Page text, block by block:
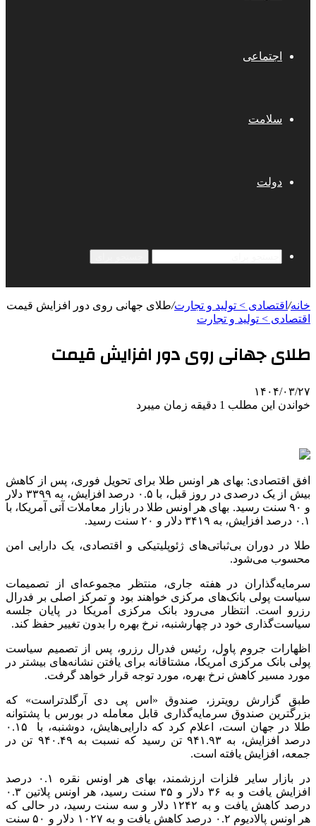
اجتماعی
سلامت
دولت
خانه/ اقتصادی > تولید و تجارت/طلای جهانی روی دور افزایش قیمت
اقتصادی > تولید و تجارت
طلای جهانی روی دور افزایش قیمت
۱۴۰۴/۰۳/۲۷
خواندن این مطلب 1 دقیقه زمان میبرد
افق اقتصادی: بهای هر اونس طلا برای تحویل فوری، پس از کاهش
بیش از یک درصدی در روز قبل، با ۰.۵ درصد افزایش، به ۳۳۹۹ دلار
و ۹۰ سنت رسید. بهای هر اونس طلا در بازار معاملات آتی آمریکا، با
۰.۱ درصد افزایش، به ۳۴۱۹ دلار و ۲۰ سنت رسید.
طلا در دوران بی‌ثباتی‌های ژئوپلیتیکی و اقتصادی، یک دارایی امن
محسوب می‌شود.
سرمایه‌گذاران در هفته جاری، منتظر مجموعه‌ای از تصمیمات
سیاست پولی بانک‌های مرکزی خواهند بود و تمرکز اصلی بر فدرال
رزرو است. انتظار می‌رود بانک مرکزی آمریکا در پایان جلسه
سیاست‌گذاری خود در چهارشنبه، نرخ بهره را بدون تغییر حفظ کند.
اظهارات جروم پاول، رئیس فدرال رزرو، پس از تصمیم سیاست
پولی بانک مرکزی آمریکا، مشتاقانه برای یافتن نشانه‌های بیشتر در
مورد مسیر کاهش نرخ بهره، مورد توجه قرار خواهد گرفت.
طبق گزارش رویترز، صندوق «اس پی دی آرگلدتراست» که
بزرگترین صندوق سرمایه‌گذاری قابل معامله در بورس با پشتوانه
طلا در جهان است، اعلام کرد که دارایی‌هایش، دوشنبه، با ۰.۱۵
درصد افزایش، به ۹۴۱.۹۳ تن رسید که نسبت به ۹۴۰.۴۹ تن در
جمعه، افزایش یافته است.
در بازار سایر فلزات ارزشمند، بهای هر اونس نقره ۰.۱ درصد
افزایش یافت و به ۳۶ دلار و ۳۵ سنت رسید، هر اونس پلاتین ۰.۳
درصد کاهش یافت و به ۱۲۴۲ دلار و سه سنت رسید، در حالی که
هر اونس پالادیوم ۰.۲ درصد کاهش یافت و به ۱۰۲۷ دلار و ۵۰ سنت